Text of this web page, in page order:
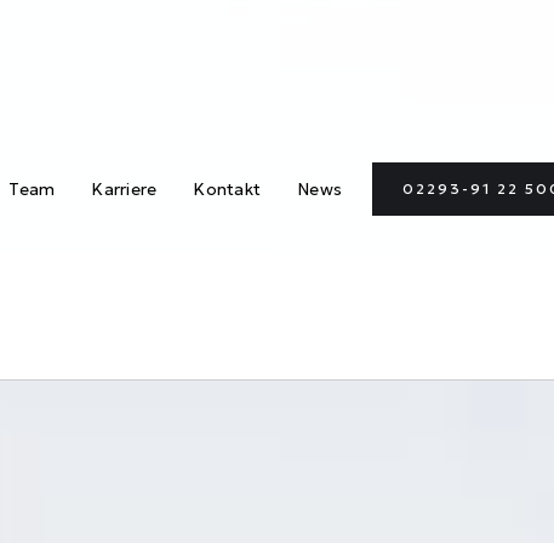
Team Karriere Kontakt News 02293-91 22